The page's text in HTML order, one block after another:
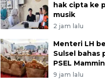
hak cipta ke
musik
2 jam lalu
Menteri LH
Sulsel bahas
PSEL
9 jam lalu